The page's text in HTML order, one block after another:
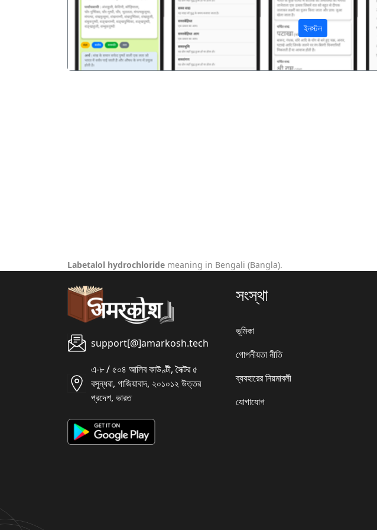
ইনস্টল
Labetalol hydrochloride meaning in Bengali (Bangla).
support[@]amarkosh.tech
এ-৮ / ৫০৪ আলিব কাউণ্টী, সৈক্টর ৫
বসুন্ধরা, গাজিয়াবাদ, ২০১০১২ উত্তর
প্রদেশ, ভারত
সংস্থা
ভূমিকা
গোপনীয়তা নীতি
ব্যবহারের নিয়মাবলী
যোগাযোগ